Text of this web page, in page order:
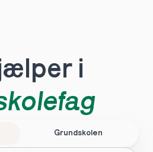
i
Grundskolen